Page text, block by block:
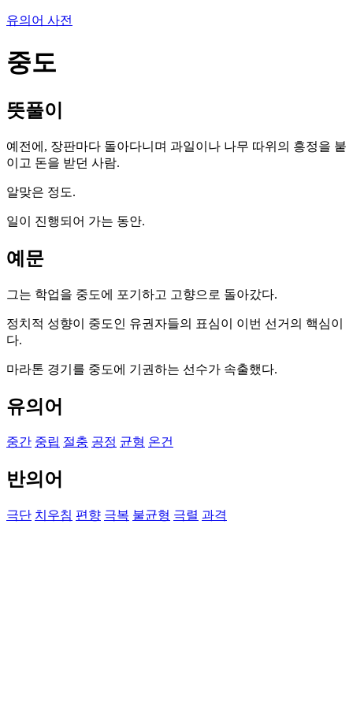
유의어 사전
중도
뜻풀이
예전에, 장판마다 돌아다니며 과일이나 나무 따위의 흥정을 붙
이고 돈을 받던 사람.
알맞은 정도.
일이 진행되어 가는 동안.
예문
그는 학업을 중도에 포기하고 고향으로 돌아갔다.
정치적 성향이 중도인 유권자들의 표심이 이번 선거의 핵심이
다.
마라톤 경기를 중도에 기권하는 선수가 속출했다.
유의어
중간 중립 절충 공정 균형 온건
반의어
극단 치우침 편향 극복 불균형 극렬 과격